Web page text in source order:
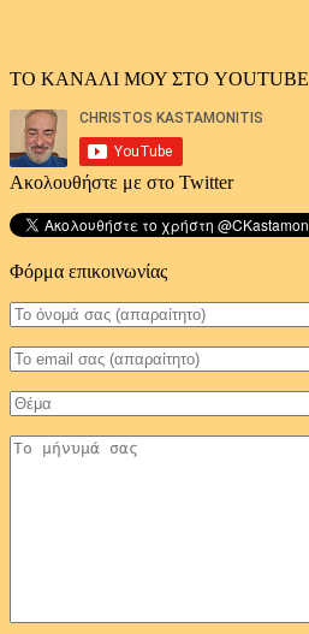
ΤΟ ΚΑΝΑΛΙ ΜΟΥ ΣΤΟ YOUTUBE
Ακολουθήστε με στο Twitter
Φόρμα επικοινωνίας